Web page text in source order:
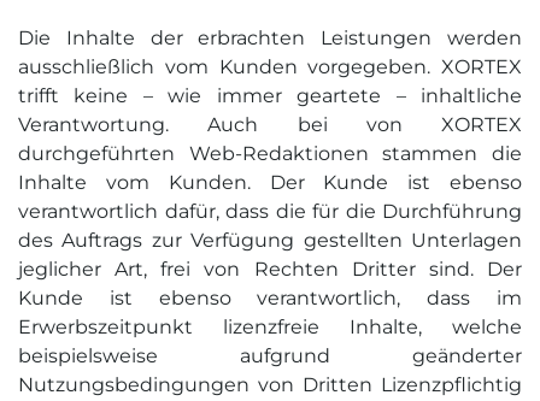
Die Inhalte der erbrachten Leistungen werden
ausschließlich vom Kunden vorgegeben. XORTEX
trifft keine – wie immer geartete – inhaltliche
Verantwortung. Auch bei von XORTEX
durchgeführten Web-Redaktionen stammen die
Inhalte vom Kunden. Der Kunde ist ebenso
verantwortlich dafür, dass die für die Durchführung
des Auftrags zur Verfügung gestellten Unterlagen
jeglicher Art, frei von Rechten Dritter sind. Der
Kunde ist ebenso verantwortlich, dass im
Erwerbszeitpunkt lizenzfreie Inhalte, welche
beispielsweise aufgrund geänderter
Nutzungsbedingungen von Dritten Lizenzpflichtig